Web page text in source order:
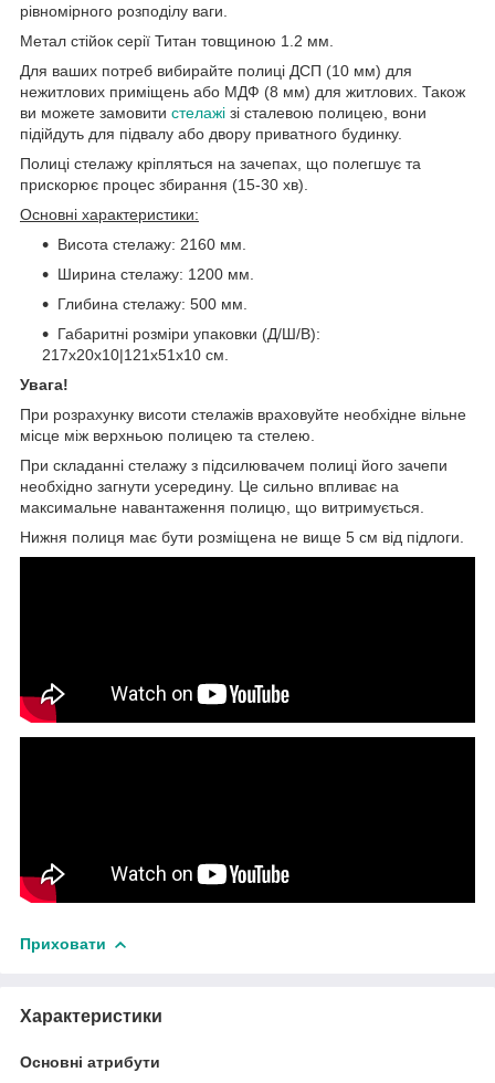
рівномірного розподілу ваги.
Метал стійок серії Титан товщиною 1.2 мм.
Для ваших потреб вибирайте полиці ДСП (10 мм) для
нежитлових приміщень або МДФ (8 мм) для житлових. Також
ви можете замовити стелажі зі сталевою полицею, вони
підійдуть для підвалу або двору приватного будинку.
Полиці стелажу кріпляться на зачепах, що полегшує та
прискорює процес збирання (15-30 хв).
Основні характеристики:
Висота стелажу: 2160 мм.
Ширина стелажу: 1200 мм.
Глибина стелажу: 500 мм.
Габаритні розміри упаковки (Д/Ш/В):
217х20х10|121х51х10 см.
Увага!
При розрахунку висоти стелажів враховуйте необхідне вільне
місце між верхньою полицею та стелею.
При складанні стелажу з підсилювачем полиці його зачепи
необхідно загнути усередину. Це сильно впливає на
максимальне навантаження полицю, що витримується.
Нижня полиця має бути розміщена не вище 5 см від підлоги.
Приховати
Характеристики
Основні атрибути